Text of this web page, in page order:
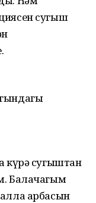
сугыш
күрә сугыштан
Балачагым
арбасын